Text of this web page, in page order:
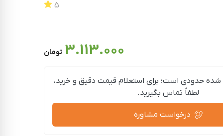
5
3.113.000 تومان
حدودی است؛ برای استعلام قیمت دقیق و خرید،
لطفاً تماس بگیرید.
درخواست مشاوره